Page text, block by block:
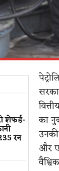
शेफर्ड-
रन
का
और